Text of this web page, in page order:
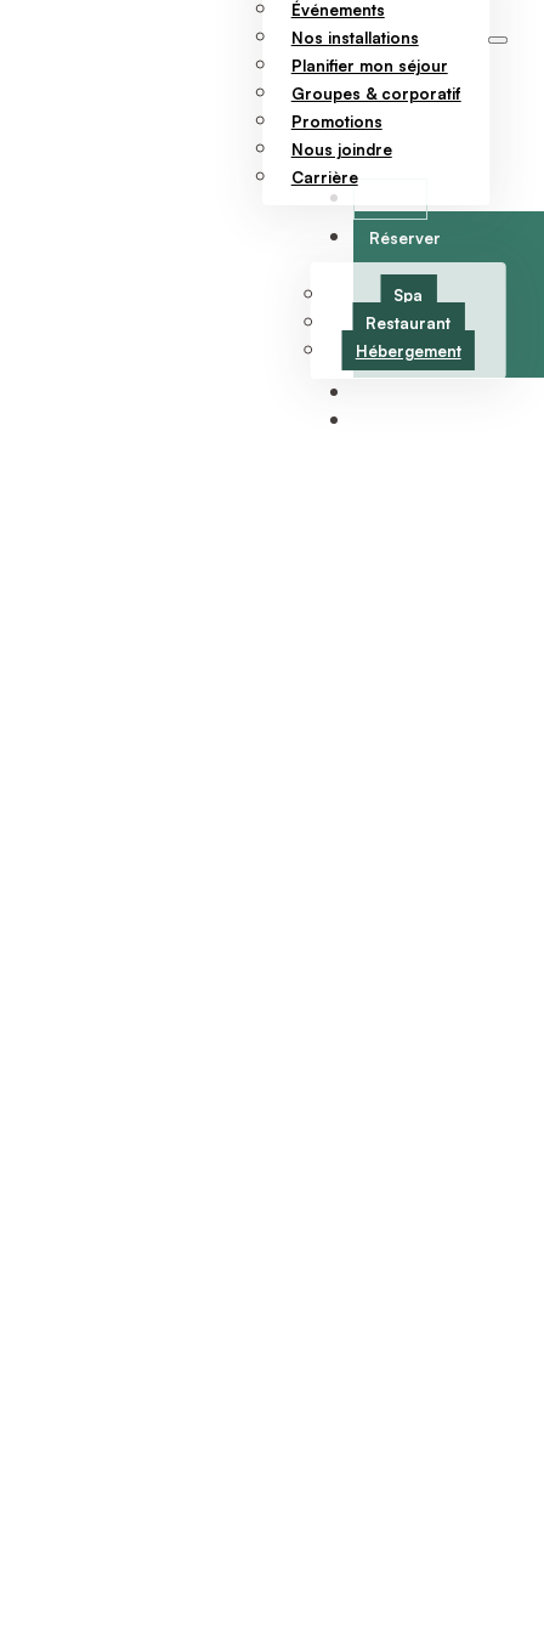
Événements
Nos installations
Planifier mon séjour
Groupes & corporatif
Promotions
Nous joindre
Carrière
Réserver
Spa
Restaurant
Hébergement